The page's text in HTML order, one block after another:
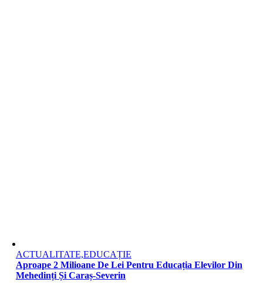
ACTUALITATE,EDUCAȚIE
Aproape 2 Milioane De Lei Pentru Educația Elevilor Din
Mehedinți Și Caraș-Severin